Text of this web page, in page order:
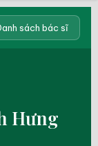
sách bác sĩ
Hưng